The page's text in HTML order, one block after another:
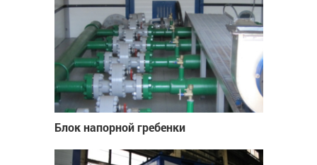
Блок напорной гребенки